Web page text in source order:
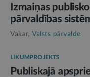
Izmaiņas
pārvaldības
Vakar, Valsts pārvalde
LIKUMPROJEKTS
Publiskajā